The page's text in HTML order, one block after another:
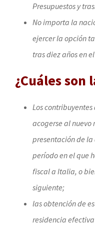
Presupuestos y
No importa la
ejercer la opción
tras diez años en
¿Cuáles son
Los
acogerse al
presentación de
período en el que
fiscal a Italia, o
siguiente;
las obtención de
residencia